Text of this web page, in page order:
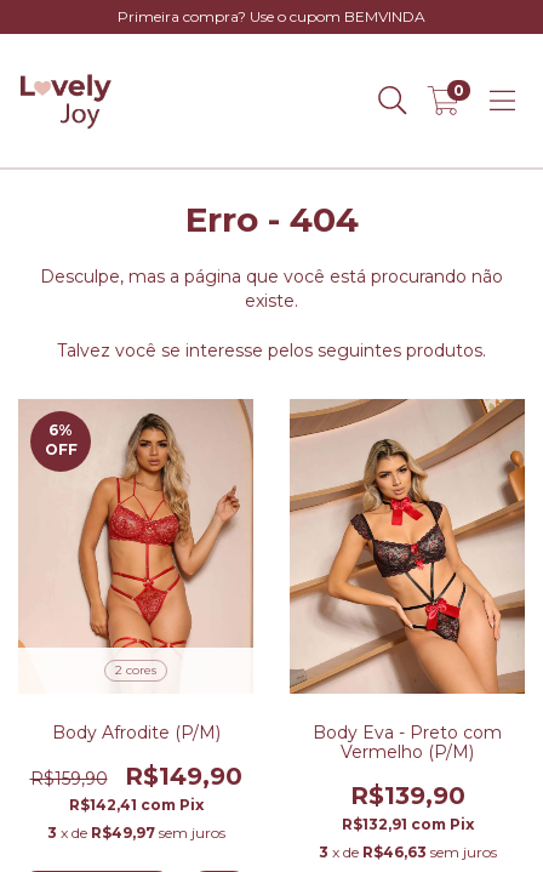
Primeira compra? Use o cupom BEMVINDA
0
Erro - 404
Desculpe, mas a página que você está procurando não
existe.
Talvez você se interesse pelos seguintes produtos.
6%
OFF
2 cores
Body Afrodite (P/M)
R$159,90 R$149,90
R$142,41 com Pix
3 x de R$49,97 sem juros
Body Eva - Preto com
Vermelho (P/M)
R$139,90
R$132,91 com Pix
3 x de R$46,63 sem juros